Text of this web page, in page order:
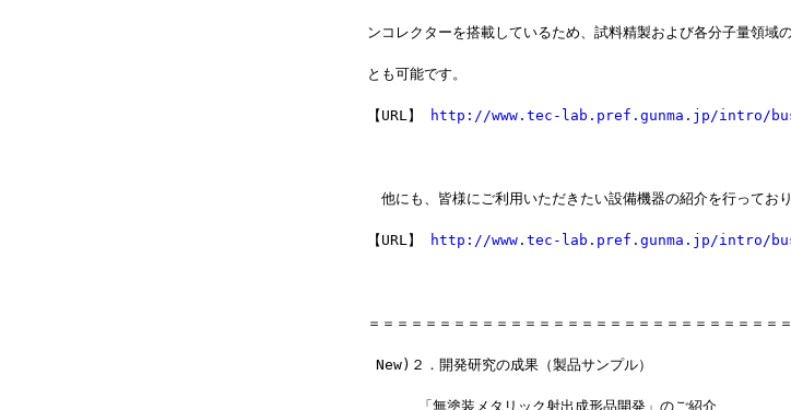
ンコレクターを搭載しているため、試料精製および各分子量領域
とも可能です。
【URL】 http://www.tec-lab.pref.gunma.jp/intro/
他にも、皆様にご利用いただきたい設備機器の紹介を行っており
【URL】 http://www.tec-lab.pref.gunma.jp/intro/
＝＝＝＝＝＝＝＝＝＝＝＝＝＝＝＝＝＝＝＝＝＝＝＝＝＝＝＝＝
New)２．開発研究の成果（製品サンプル）
「無塗装メタリック射出成形品開発」のご紹介